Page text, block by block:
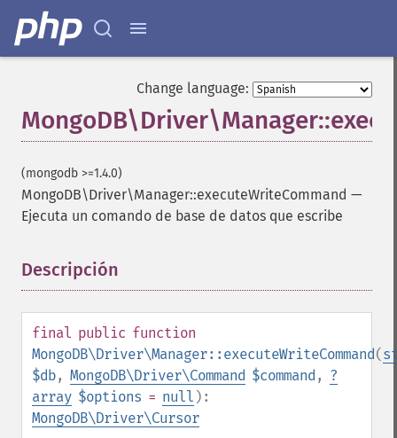
Change language:
(mongodb >=1.4.0)
MongoDB\Driver\Manager::executeWriteCommand —
Ejecuta un comando de base de datos que escribe
Descripción
final public function
MongoDB\Driver\Manager::executeWriteCommand(
$db, MongoDB\Driver\Command $command , ?
array $options = null ):
MongoDB\Driver\Cursor